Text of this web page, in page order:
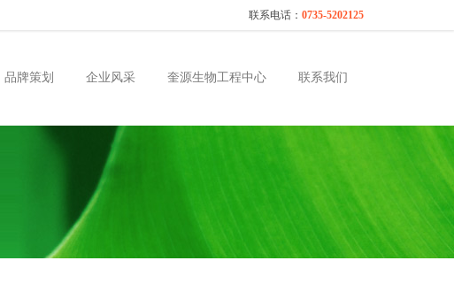
联系电话： 0735-5202125
品牌策划 企业风采 奎源生物工程中心 联系我们